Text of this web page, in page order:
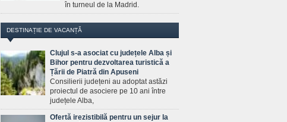
în turneul de la Madrid.
DESTINAȚIE DE VACANȚĂ
Clujul s-a asociat cu județele Alba și
Bihor pentru dezvoltarea turistică a
Țării de Piatră din Apuseni
Consilierii județeni au adoptat astăzi
proiectul de asociere pe 10 ani între
județele Alba,
Ofertă irezistibilă pentru un sejur la